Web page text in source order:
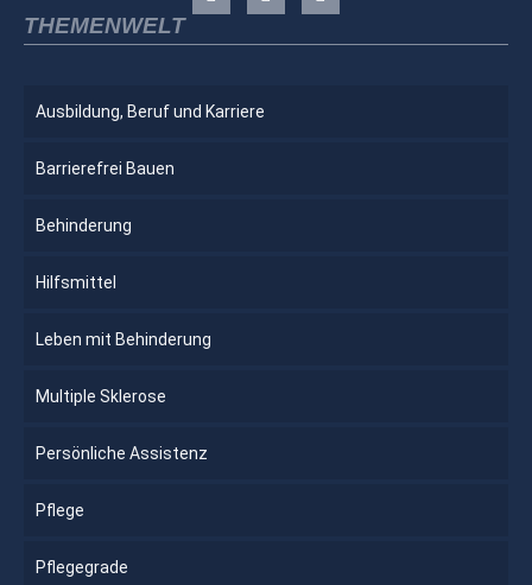
THEMENWELT
Ausbildung, Beruf und Karriere
Barrierefrei Bauen
Behinderung
Hilfsmittel
Leben mit Behinderung
Multiple Sklerose
Persönliche Assistenz
Pflege
Pflegegrade